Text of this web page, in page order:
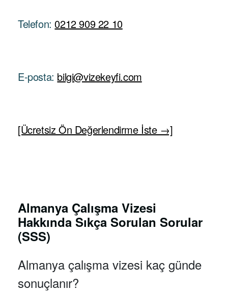
Telefon:0212 909 22 10
E-posta: bilgi@vizekeyfi.com
[Ücretsiz Ön Değerlendirme İste →]
Almanya Çalışma Vizesi
Hakkında Sıkça Sorulan Sorular
(SSS)
Almanya çalışma vizesi kaç günde
sonuçlanır?